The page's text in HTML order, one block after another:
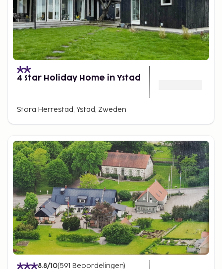
4 Star Holiday Home in Ystad
Stora Herrestad, Ystad, Zweden
8.8/10(591 Beoordelingen)